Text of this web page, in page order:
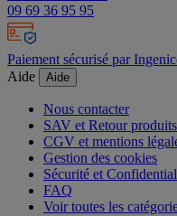
09 69 36 95 95
Paiement sécurisé par
Aide
Aide
Nous contacter
SAV et Retour produits
CGV et mentions
Gestion des cookies
Sécurité et
FAQ
Voir toutes les